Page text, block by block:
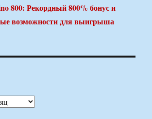
800: Рекордный 800% бонус и
возможности для выигрыша